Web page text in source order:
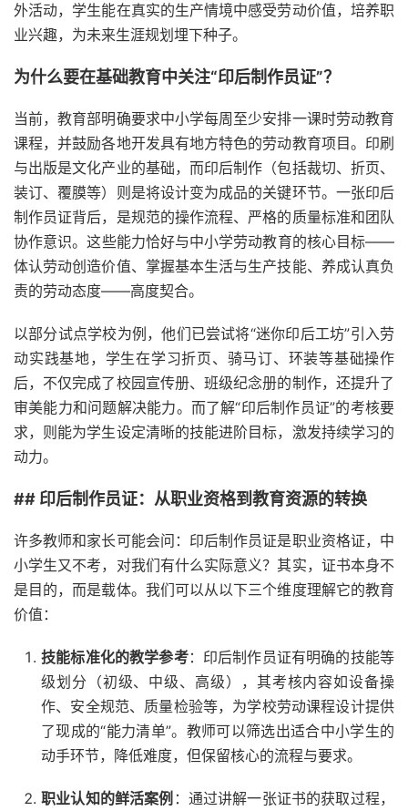
外活动，学生能在真实的生产情境中感受劳动价值，培养职
业兴趣，为未来生涯规划埋下种子。
为什么要在基础教育中关注“印后制作员证”？
当前，教育部明确要求中小学每周至少安排一课时劳动教育
课程，并鼓励各地开发具有地方特色的劳动教育项目。印刷
与出版是文化产业的基础，而印后制作（包括裁切、折页、
装订、覆膜等）则是将设计变为成品的关键环节。一张印后
制作员证背后，是规范的操作流程、严格的质量标准和团队
协作意识。这些能力恰好与中小学劳动教育的核心目标——
体认劳动创造价值、掌握基本生活与生产技能、养成认真负
责的劳动态度——高度契合。
以部分试点学校为例，他们已尝试将“迷你印后工坊”引入劳
动实践基地，学生在学习折页、骑马订、环装等基础操作
后，不仅完成了校园宣传册、班级纪念册的制作，还提升了
审美能力和问题解决能力。而了解“印后制作员证”的考核要
求，则能为学生设定清晰的技能进阶目标，激发持续学习的
动力。
## 印后制作员证：从职业资格到教育资源的转换
许多教师和家长可能会问：印后制作员证是职业资格证，中
小学生又不考，对我们有什么实际意义？其实，证书本身不
是目的，而是载体。我们可以从以下三个维度理解它的教育
价值：
技能标准化的教学参考：印后制作员证有明确的技能等
级划分（初级、中级、高级），其考核内容如设备操
作、安全规范、质量检验等，为学校劳动课程设计提供
了现成的“能力清单”。教师可以筛选出适合中小学生的
动手环节，降低难度，但保留核心的流程与要求。
职业认知的鲜活案例 ：通过讲解一张证书的获取过程，